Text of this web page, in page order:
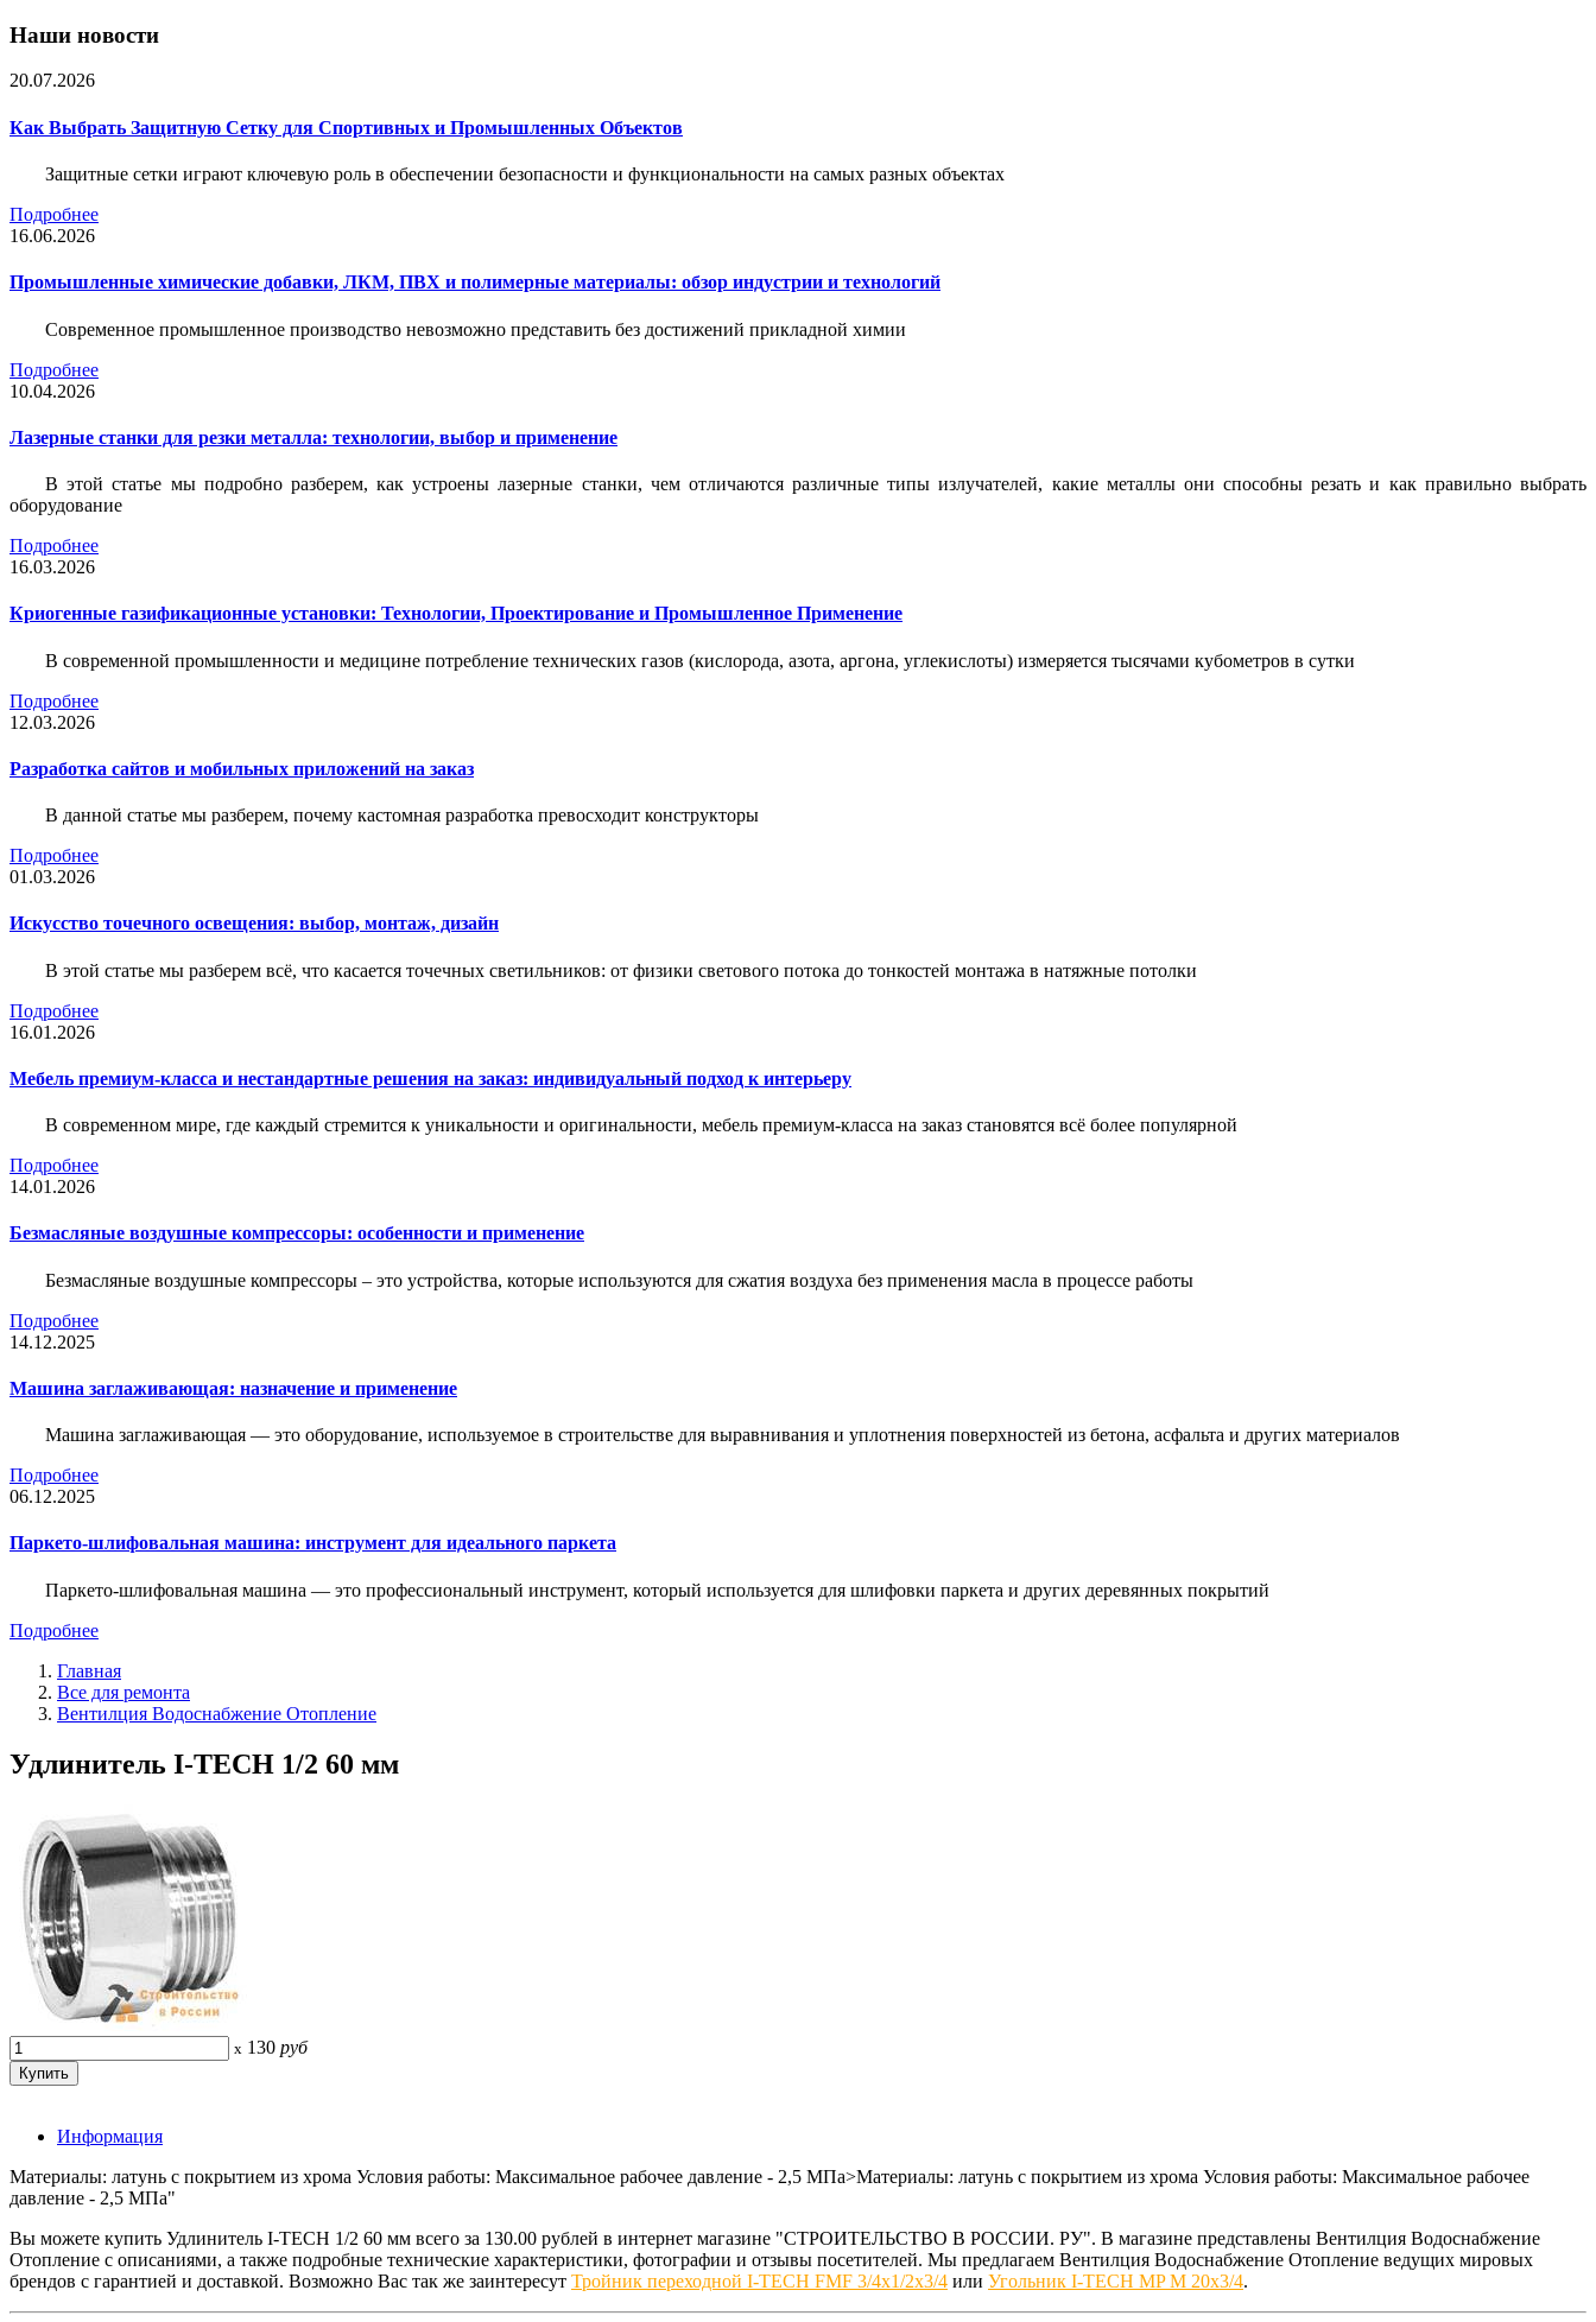
Наши новости
20.07.2026
Как Выбрать Защитную Сетку для Спортивных и Промышленных Объектов
Защитные сетки играют ключевую роль в обеспечении безопасности и функциональности на самых разных объектах
Подробнее
16.06.2026
Промышленные химические добавки, ЛКМ, ПВХ и полимерные материалы: обзор индустрии и технологий
Современное промышленное производство невозможно представить без достижений прикладной химии
Подробнее
10.04.2026
Лазерные станки для резки металла: технологии, выбор и применение
В этой статье мы подробно разберем, как устроены лазерные станки, чем отличаются различные типы излучателей, какие металлы они способны резать и как правильно выбрать
оборудование
Подробнее
16.03.2026
Криогенные газификационные установки: Технологии, Проектирование и Промышленное Применение
В современной промышленности и медицине потребление технических газов (кислорода, азота, аргона, углекислоты) измеряется тысячами кубометров в сутки
Подробнее
12.03.2026
Разработка сайтов и мобильных приложений на заказ
В данной статье мы разберем, почему кастомная разработка превосходит конструкторы
Подробнее
01.03.2026
Искусство точечного освещения: выбор, монтаж, дизайн
В этой статье мы разберем всё, что касается точечных светильников: от физики светового потока до тонкостей монтажа в натяжные потолки
Подробнее
16.01.2026
Мебель премиум-класса и нестандартные решения на заказ: индивидуальный подход к интерьеру
В современном мире, где каждый стремится к уникальности и оригинальности, мебель премиум-класса на заказ становятся всё более популярной
Подробнее
14.01.2026
Безмасляные воздушные компрессоры: особенности и применение
Безмасляные воздушные компрессоры – это устройства, которые используются для сжатия воздуха без применения масла в процессе работы
Подробнее
14.12.2025
Машина заглаживающая: назначение и применение
Машина заглаживающая — это оборудование, используемое в строительстве для выравнивания и уплотнения поверхностей из бетона, асфальта и других материалов
Подробнее
06.12.2025
Паркето-шлифовальная машина: инструмент для идеального паркета
Паркето-шлифовальная машина — это профессиональный инструмент, который используется для шлифовки паркета и других деревянных покрытий
Подробнее
Главная
Все для ремонта
Вентилция Водоснабжение Отопление
Удлинитель I-TECH 1/2 60 мм
x 130 руб
Информация
Материалы: латунь c покрытием из хрома Условия работы: Максимальное рабочее давление - 2,5 МПа>Материалы: латунь c покрытием из хрома Условия работы: Максимальное рабочее
давление - 2,5 МПа"
Вы можете купить Удлинитель I-TECH 1/2 60 мм всего за 130.00 рублей в интернет магазине "СТРОИТЕЛЬСТВО В РОССИИ. РУ". В магазине представлены Вентилция Водоснабжение
Отопление с описаниями, а также подробные технические характеристики, фотографии и отзывы посетителей. Мы предлагаем Вентилция Водоснабжение Отопление ведущих мировых
брендов с гарантией и доставкой. Возможно Вас так же заинтересут Тройник переходной I-TECH FMF 3/4x1/2x3/4 или Угольник I-TECH MP M 20x3/4.